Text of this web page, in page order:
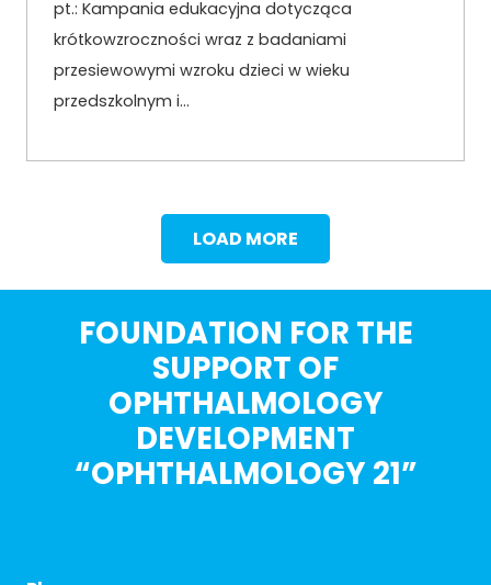
pt.: Kampania edukacyjna dotycząca
krótkowzroczności wraz z badaniami
przesiewowymi wzroku dzieci w wieku
przedszkolnym i…
LOAD MORE
FOUNDATION FOR THE
SUPPORT OF
OPHTHALMOLOGY
DEVELOPMENT
“OPHTHALMOLOGY 21”